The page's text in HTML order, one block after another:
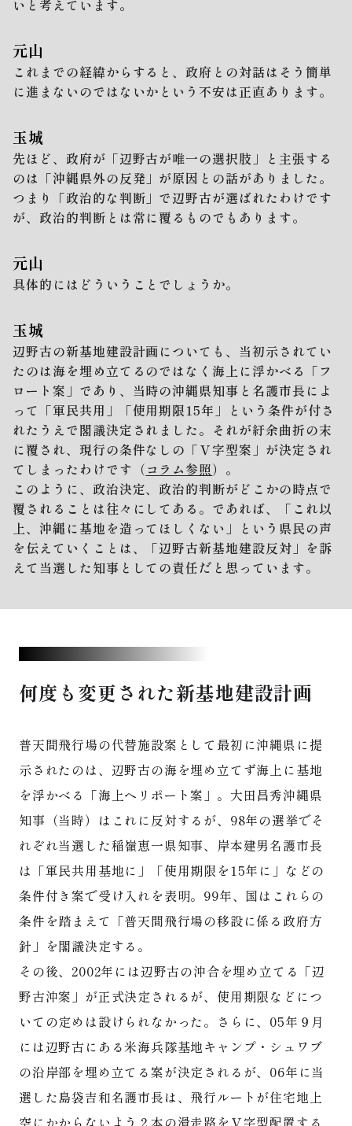
いと考えています。
元山
これまでの経緯からすると、政府との対話はそう簡単
に進まないのではないかという不安は正直あります。
玉城
先ほど、政府が「辺野古が唯一の選択肢」と主張する
のは「沖縄県外の反発」が原因との話がありました。
つまり「政治的な判断」で辺野古が選ばれたわけです
が、政治的判断とは常に覆るものでもあります。
元山
具体的にはどういうことでしょうか。
玉城
辺野古の新基地建設計画についても、当初示されてい
たのは海を埋め立てるのではなく海上に浮かべる「フ
ロート案」であり、当時の沖縄県知事と名護市長によ
って「軍民共用」「使用期限15年」という条件が付さ
れたうえで閣議決定されました。それが紆余曲折の末
に覆され、現行の条件なしの「Ｖ字型案」が決定され
てしまったわけです（コラム参照）。
このように、政治決定、政治的判断がどこかの時点で
覆されることは往々にしてある。であれば、「これ以
上、沖縄に基地を造ってほしくない」という県民の声
を伝えていくことは、「辺野古新基地建設反対」を訴
えて当選した知事としての責任だと思っています。
何度も変更された新基地建設計画
普天間飛行場の代替施設案として最初に沖縄県に提
示されたのは、辺野古の海を埋め立てず海上に基地
を浮かべる「海上ヘリポート案」。大田昌秀沖縄県
知事（当時）はこれに反対するが、98年の選挙でそ
れぞれ当選した稲嶺恵一県知事、岸本建男名護市長
は「軍民共用基地に」「使用期限を15年に」などの
条件付き案で受け入れを表明。99年、国はこれらの
条件を踏まえて「普天間飛行場の移設に係る政府方
針」を閣議決定する。
その後、2002年には辺野古の沖合を埋め立てる「辺
野古沖案」が正式決定されるが、使用期限などにつ
いての定めは設けられなかった。さらに、05年９月
には辺野古にある米海兵隊基地キャンプ・シュワブ
の沿岸部を埋め立てる案が決定されるが、06年に当
選した島袋吉和名護市長は、飛行ルートが住宅地上
空にかからないよう２本の滑走路をＶ字型配置する